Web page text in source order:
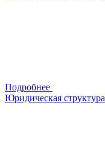
Подробнее
Юридическая структура